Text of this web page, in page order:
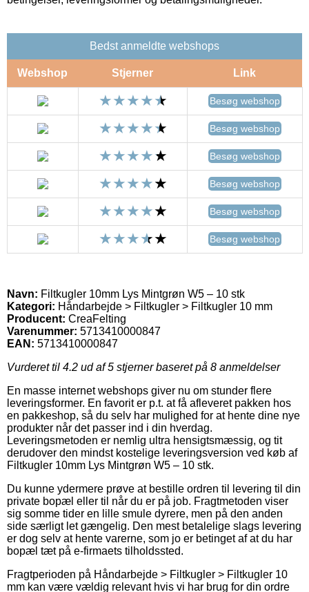
Bedst anmeldte webshops
Webshop Stjerner Link
Besøg webshop
Besøg webshop
Besøg webshop
Besøg webshop
Besøg webshop
Besøg webshop
Navn: Filtkugler 10mm Lys Mintgrøn W5 – 10 stk
Kategori: Håndarbejde > Filtkugler > Filtkugler 10 mm
Producent: CreaFelting
Varenummer: 5713410000847
EAN: 5713410000847
Vurderet til 4.2 ud af 5 stjerner baseret på 8 anmeldelser
En masse internet webshops giver nu om stunder flere
leveringsformer. En favorit er p.t. at få afleveret pakken hos
en pakkeshop, så du selv har mulighed for at hente dine nye
produkter når det passer ind i din hverdag.
Leveringsmetoden er nemlig ultra hensigtsmæssig, og tit
derudover den mindst kostelige leveringsversion ved køb af
Filtkugler 10mm Lys Mintgrøn W5 – 10 stk.
Du kunne ydermere prøve at bestille ordren til levering til din
private bopæl eller til når du er på job. Fragtmetoden viser
sig somme tider en lille smule dyrere, men på den anden
side særligt let gængelig. Den mest betalelige slags levering
er dog selv at hente varerne, som jo er betinget af at du har
bopæl tæt på e-firmaets tilholdssted.
Fragtperioden på Håndarbejde > Filtkugler > Filtkugler 10
mm kan være vældig relevant hvis vi har brug for din ordre